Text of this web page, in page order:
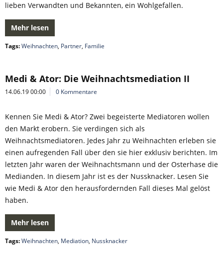
lieben Verwandten und Bekannten, ein Wohlgefallen.
Mehr lesen
Tags:Weihnachten, Partner, Familie
Medi & Ator: Die Weihnachtsmediation II
14.06.19 00:00 0 Kommentare
Kennen Sie Medi & Ator? Zwei begeisterte Mediatoren wollen
den Markt erobern. Sie verdingen sich als
Weihnachtsmediatoren. Jedes Jahr zu Weihnachten erleben sie
einen aufregenden Fall über den sie hier exklusiv berichten. Im
letzten Jahr waren der Weihnachtsmann und der Osterhase die
Medianden. In diesem Jahr ist es der Nussknacker. Lesen Sie
wie Medi & Ator den herausfordernden Fall dieses Mal gelöst
haben.
Mehr lesen
Tags:Weihnachten, Mediation, Nussknacker